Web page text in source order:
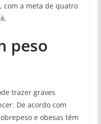
com a meta de quatro
peso
trazer graves
De acordo com
e obesas têm